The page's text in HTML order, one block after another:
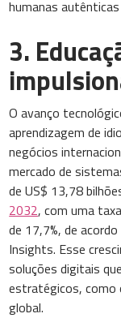
humanas
3.
O avanço
aprendizagem de
negócios
mercado de
de US$ 13,78
2032, com uma
de 17,7%, de
Insights. Esse
soluções digitais
estratégicos, como
global.